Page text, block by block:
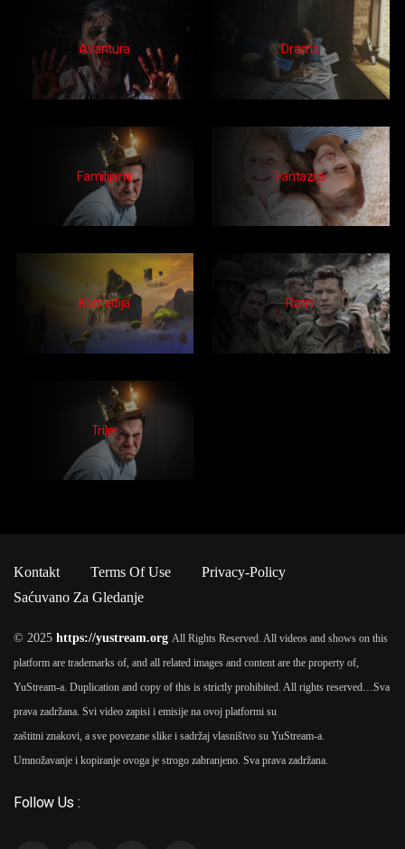
Avantura Drama
Familijarni Fantazija
Komedija Ratni
Triler
Kontakt Terms Of Use
Privacy-Policy
Saćuvano Za Gledanje
© 2025 https://yustream.org All Rights Reserved. All videos and shows on this
platform are trademarks of, and all related images and content are the property of,
YuStream-a. Duplication and copy of this is strictly prohibited. All rights reserved…Sva
prava zadržana. Svi video zapisi i emisije na ovoj platformi su
zaštitni znakovi, a sve povezane slike i sadržaj vlasništvo su YuStream-a.
Umnožavanje i kopiranje ovoga je strogo zabranjeno. Sva prava zadržana.
Follow Us :